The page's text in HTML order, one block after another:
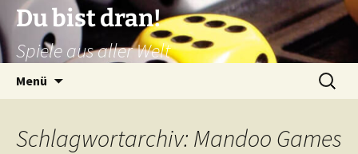
Zum
Inhalt
springen
Du bist dran!
Spiele aus aller Welt
Menü
Suchen
nach:
Schlagwortarchiv: Mandoo Games